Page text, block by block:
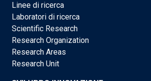
Linee di ricerca
Laboratori di ricerca
Scientific Research
Research Organization
Research Areas
Research Unit